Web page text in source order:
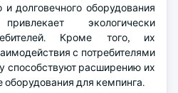
и долговечного оборудования
экологически
Кроме того, их
с потребителями
способствуют расширению их
оборудования для кемпинга.